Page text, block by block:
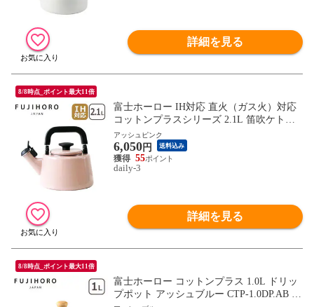
詳細を見る
8/8時点_ポイント最大11倍
富士ホーロー IH対応 直火（ガス火）対応
コットンプラスシリーズ 2.1L 笛吹ケトル
アッシュピンク CTN-2.1WK.AP やかん FU
JIHORO ほうろう ホーロー【北海道・沖縄
は990円加算】fuj611-5
アッシュピンク
6,050円 送料込み
55
daily-3
詳細を見る
8/8時点_ポイント最大11倍
富士ホーロー コットンプラス 1.0L ドリッ
プポット アッシュブルー CTP-1.0DP.AB や